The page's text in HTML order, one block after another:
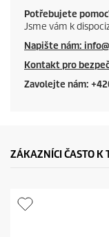
i
c
e
Potřebujete
Jsme vám k
Napište nám:
Kontakt pro
Zavolejte nám:
ZÁKAZNÍCI ČASTO K